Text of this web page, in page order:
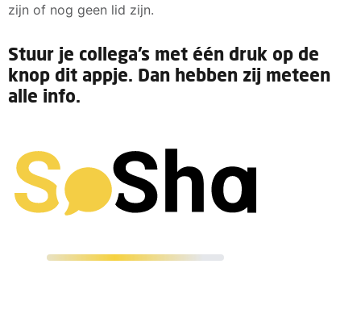
zijn of nog geen lid zijn.
Stuur je collega’s met één druk op de
knop dit appje. Dan hebben zij meteen
alle info.